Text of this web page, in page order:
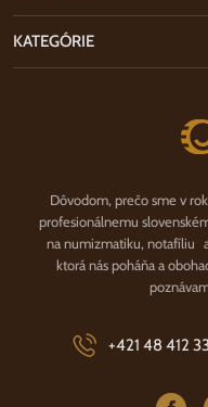
Dôvodom, prečo sme v
profesionálnemu
na numizmatiku, notafíliu
ktorá nás poháňa a
+421 48 412
KATEGÓRIE